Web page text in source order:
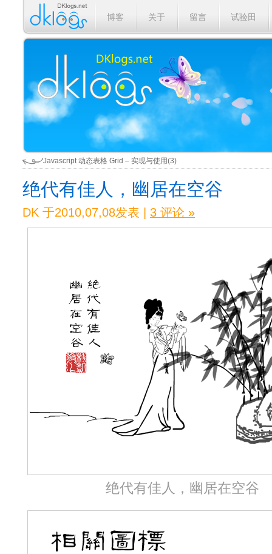
博客 关于 留言 试验田
Javascript 动态表格 Grid – 实现与使用(3)
绝代有佳人，幽居在空谷
DK 于2010,07,08发表 | 3 评论 »
绝代有佳人，幽居在空谷